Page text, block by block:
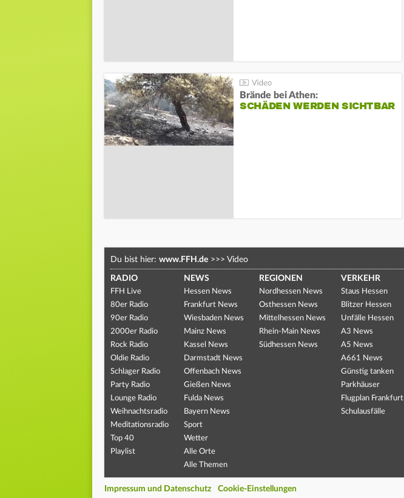
Brände bei Athen:
SCHÄDEN WERDEN SICHTBAR
Du bist hier: www.FFH.de >>> Video
RADIO
FFH Live
80er Radio
90er Radio
2000er Radio
Rock Radio
Oldie Radio
Schlager Radio
Party Radio
Lounge Radio
Weihnachtsradio
Meditationsradio
Top 40
Playlist
NEWS
Hessen News
Frankfurt News
Wiesbaden News
Mainz News
Kassel News
Darmstadt News
Offenbach News
Gießen News
Fulda News
Bayern News
Sport
Wetter
Alle Orte
Alle Themen
REGIONEN
Nordhessen News
Osthessen News
Mittelhessen News
Rhein-Main News
Südhessen News
VERKEHR
Staus Hessen
Blitzer Hessen
Unfälle Hessen
A3 News
A5 News
A661 News
Günstig tanken
Parkhäuser
Flugplan Frankfurt
Schulausfälle
Impressum und Datenschutz Cookie-Einstellungen